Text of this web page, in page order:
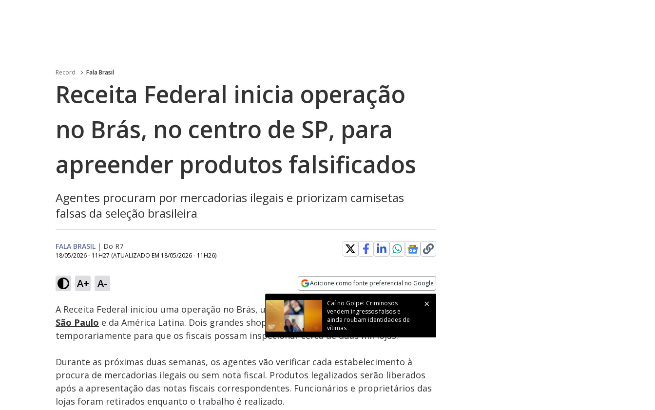
Record Fala Brasil
Receita Federal inicia operação
no Brás, no centro de SP, para
apreender produtos falsificados
Agentes procuram por mercadorias ilegais e priorizam camisetas
falsas da seleção brasileira
FALA BRASIL | Do R7
18/05/2026 - 11H27 (ATUALIZADO EM 18/05/2026 - 11H26)
A+ A- Adicione como fonte preferencial no Google
Opens in new window
Caí no Golpe: Criminosos
vendem ingressos falsos e
ainda roubam identidades de
vítimas
Ativar
Som
Velocidade
A Receita Federal iniciou uma operação no Brás, um dos principais centros comerciais de
São Paulo e da América Latina. Dois grandes shoppings na região foram fechados
temporariamente para que os fiscais possam inspecionar cerca de duas mil lojas.
Durante as próximas duas semanas, os agentes vão verificar cada estabelecimento à
procura de mercadorias ilegais ou sem nota fiscal. Produtos legalizados serão liberados
após a apresentação das notas fiscais correspondentes. Funcionários e proprietários das
lojas foram retirados enquanto o trabalho é realizado.